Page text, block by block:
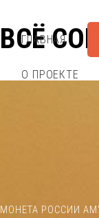
ВСЁ
ГЛАВНАЯ
О ПРОЕКТЕ
МОНЕТА РОССИИ